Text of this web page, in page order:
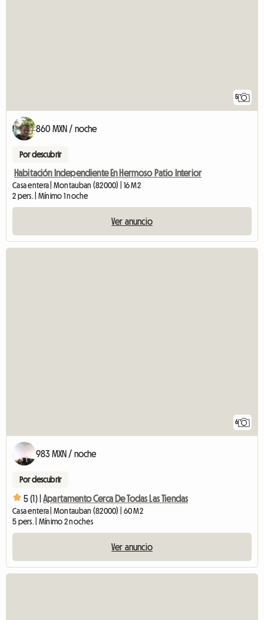
5
860 MXN / noche
Por descubrir
Habitación Independiente En Hermoso Patio Interior
Casa entera | Montauban (82000) | 16 M2
2 pers. | Mínimo 1 noche
Ver anuncio
6
983 MXN / noche
Por descubrir
5 (1) | Apartamento Cerca De Todas Las Tiendas
Casa entera | Montauban (82000) | 60 M2
5 pers. | Mínimo 2 noches
Ver anuncio